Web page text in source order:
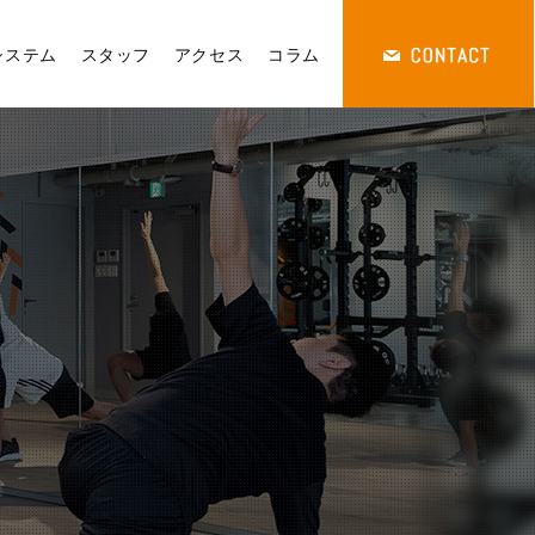
テム スタッフ アクセス コラム